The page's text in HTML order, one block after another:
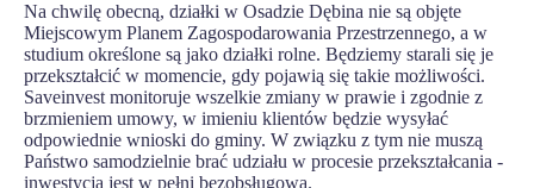
Na chwilę obecną, działki w Osadzie Dębina nie są objęte
Miejscowym Planem Zagospodarowania Przestrzennego, a w
studium określone są jako działki rolne. Będziemy starali się je
przekształcić w momencie, gdy pojawią się takie możliwości.
Saveinvest monitoruje wszelkie zmiany w prawie i zgodnie z
brzmieniem umowy, w imieniu klientów będzie wysyłać
odpowiednie wnioski do gminy. W związku z tym nie muszą
Państwo samodzielnie brać udziału w procesie przekształcania -
inwestycja jest w pełni bezobsługowa.